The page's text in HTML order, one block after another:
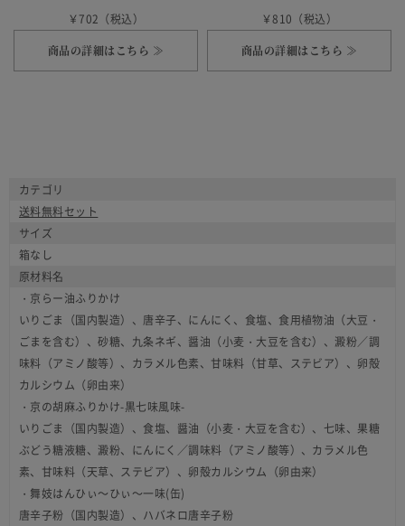
￥702（税込）
商品の詳細はこちら ≫
￥810（税込）
商品の詳細はこちら ≫
カテゴリ
送料無料セット
サイズ
箱なし
原材料名
・京らー油ふりかけ
いりごま（国内製造）、唐辛子、にんにく、食塩、食用植物油（大豆・
ごまを含む）、砂糖、九条ネギ、醤油（小麦・大豆を含む）、澱粉／調
味料（アミノ酸等）、カラメル色素、甘味料（甘草、ステビア）、卵殻
カルシウム（卵由来）
・京の胡麻ふりかけ-黒七味風味-
いりごま（国内製造）、食塩、醤油（小麦・大豆を含む）、七味、果糖
ぶどう糖液糖、澱粉、にんにく／調味料（アミノ酸等）、カラメル色
素、甘味料（天草、ステビア）、卵殻カルシウム（卵由来）
・舞妓はんひぃ～ひぃ～一味(缶)
唐辛子粉（国内製造）、ハバネロ唐辛子粉